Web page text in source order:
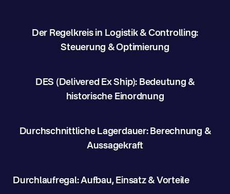
Der Regelkreis in Logistik & Controlling:
Steuerung & Optimierung
DES (Delivered Ex Ship): Bedeutung &
historische Einordnung
Durchschnittliche Lagerdauer: Berechnung &
Aussagekraft
Durchlaufregal: Aufbau, Einsatz & Vorteile